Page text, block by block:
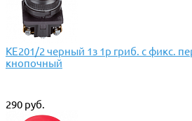
КЕ201/2 черный 1з 1р гриб. с фикс.
кнопочный
290 руб.